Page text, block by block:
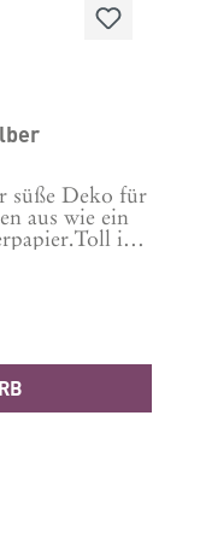
süße Deko für
aus wie ein
in
18 x 5 cm